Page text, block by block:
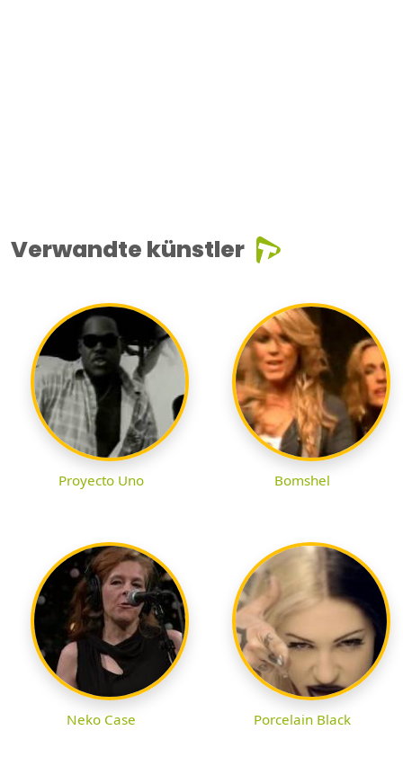
Verwandte künstler
Proyecto Uno Bomshel
Neko Case Porcelain Black